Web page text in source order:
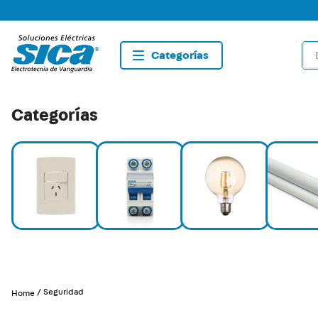
Categorías
Seguridad
4.
caja
6.